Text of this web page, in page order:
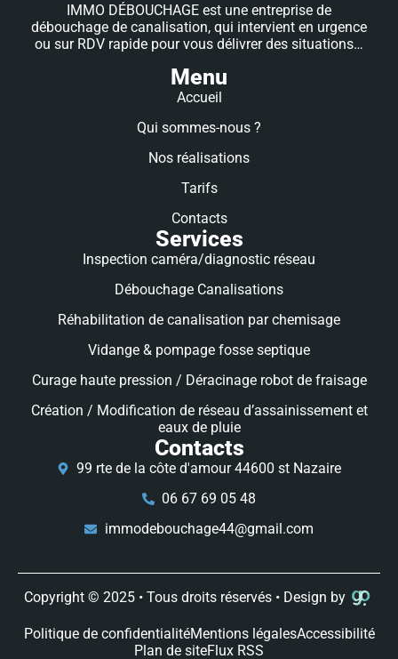
IMMO DÉBOUCHAGE est une entreprise de
débouchage de canalisation, qui intervient en urgence
ou sur RDV rapide pour vous délivrer des situations…
Menu
Accueil
Qui sommes-nous ?
Nos réalisations
Tarifs
Contacts
Services
Inspection caméra/diagnostic réseau
Débouchage Canalisations
Réhabilitation de canalisation par chemisage
Vidange & pompage fosse septique
Curage haute pression / Déracinage robot de fraisage
Création / Modification de réseau d’assainissement et
eaux de pluie
Contacts
99 rte de la côte d'amour 44600 st Nazaire
06 67 69 05 48
immodebouchage44@gmail.com
Copyright © 2025 • Tous droits réservés • Design by
Politique de confidentialitéMentions légalesAccessibilité
Plan de siteFlux RSS